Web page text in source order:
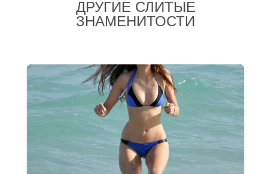
ДРУГИЕ СЛИТЫЕ
ЗНАМЕНИТОСТИ